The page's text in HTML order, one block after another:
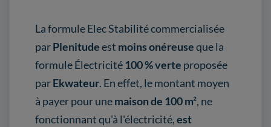
La formule Elec Stabilité commercialisée
parPlenitudeest moins onéreuseque la
formule Électricité100 % verte proposée
parEkwateur. En effet, le montant moyen
à payer pour unemaison de 100 m², ne
fonctionnant qu'à l'électricité,est